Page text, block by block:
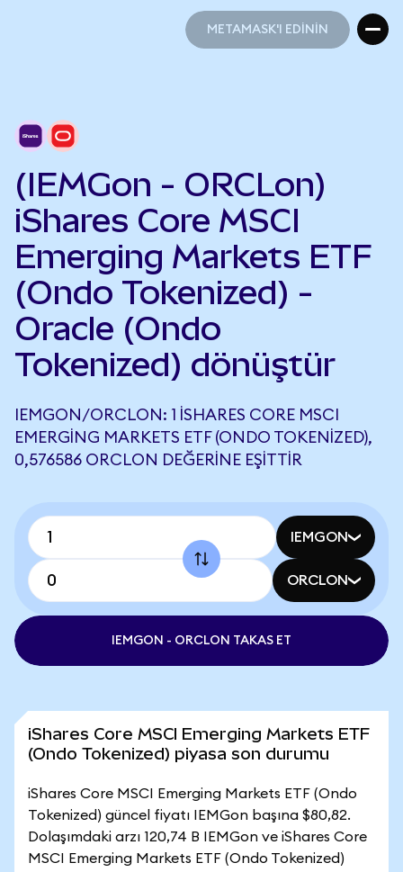
METAMASK'I EDİNİN
(IEMGon - ORCLon)
iShares Core MSCI
Emerging Markets ETF
(Ondo Tokenized) -
Oracle (Ondo
Tokenized) dönüştür
IEMGON/ORCLON: 1 ISHARES CORE MSCI
EMERGING MARKETS ETF (ONDO TOKENIZED),
0,576586 ORCLON DEĞERINE EŞITTIR
IEMGON
ORCLON
IEMGON - ORCLON TAKAS ET
iShares Core MSCI Emerging Markets ETF
(Ondo Tokenized) piyasa son durumu
iShares Core MSCI Emerging Markets ETF (Ondo
Tokenized) güncel fiyatı IEMGon başına $80,82.
Dolaşımdaki arzı 120,74 B IEMGon ve iShares Core
MSCI Emerging Markets ETF (Ondo Tokenized)